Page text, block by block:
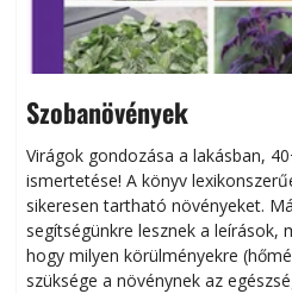
Szobanövények
Virágok gondozása a lakásban,
ismertetése! A könyv
sikeresen tart­ha­tó növényeket.
segítségünkre lesznek a
hogy milyen körülményekre
szüksége a növénynek az